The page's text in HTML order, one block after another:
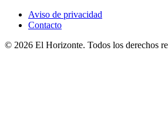
Aviso de privacidad
Contacto
© 2026 El Horizonte. Todos los derechos